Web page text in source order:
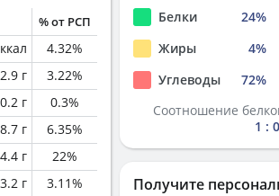
% от РСП
ккал 4.32%
2.9 г 3.22%
0.2 г 0.3%
8.7 г 6.35%
4.4 г 22%
г 3.11%
Белки 24%
Жиры
4%
Углеводы
72%
Соотношение
1 :
Получите